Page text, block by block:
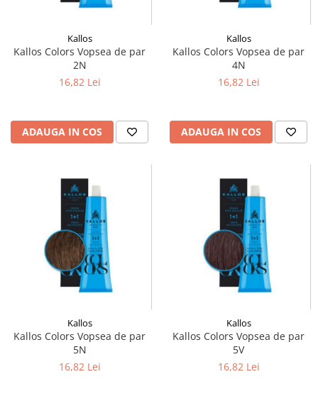
Kallos
Kallos Colors Vopsea de par
2N
16,82 Lei
ADAUGA IN COS
Kallos
Kallos Colors Vopsea de par
4N
16,82 Lei
ADAUGA IN COS
Kallos
Kallos Colors Vopsea de par
5N
16,82 Lei
Kallos
Kallos Colors Vopsea de par
5V
16,82 Lei